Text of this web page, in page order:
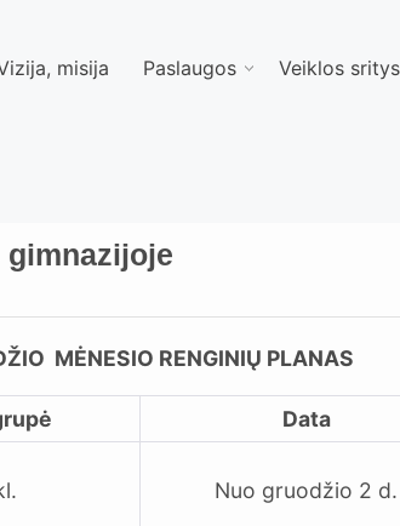
misija Paslaugos Veiklos sritys
gimnazijoje
MĖNESIO RENGINIŲ PLANAS
Data
Nuo gruodžio 2 d.